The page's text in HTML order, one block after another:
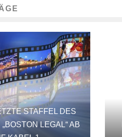
STAFFEL DES
LEGAL“ AB